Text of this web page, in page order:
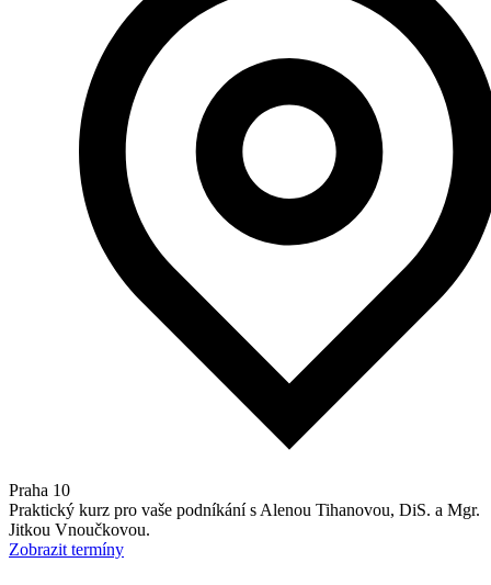
Praha 10
Praktický kurz pro vaše podníkání s Alenou Tihanovou, DiS. a Mgr.
Jitkou Vnoučkovou.
Zobrazit termíny